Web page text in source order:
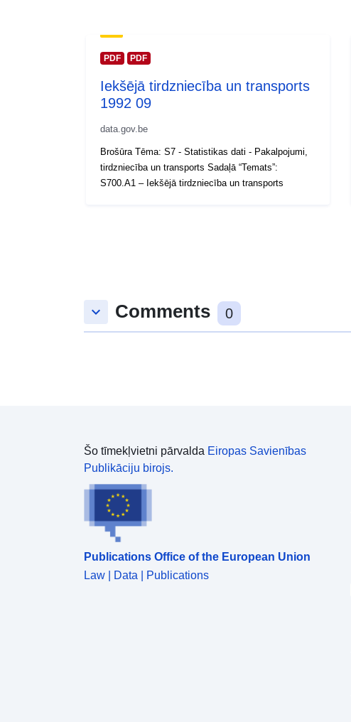
PDF PDF
Iekšējā tirdzniecība un transports
1992 09
data.gov.be
Brošūra Tēma: S7 - Statistikas dati - Pakalpojumi,
tirdzniecība un transports Sadaļā “Temats”:
S700.A1 – Iekšējā tirdzniecība un transports
keyboard_arrow_down Comments 0
Šo tīmekļvietni pārvalda Eiropas Savienības
Publikāciju birojs.
Publications Office of the European Union
Law | Data | Publications